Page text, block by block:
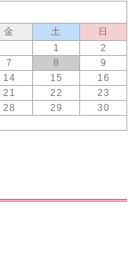
金 土
日
1
2
7 8
9
14 15
16
21 22
23
28 29
30